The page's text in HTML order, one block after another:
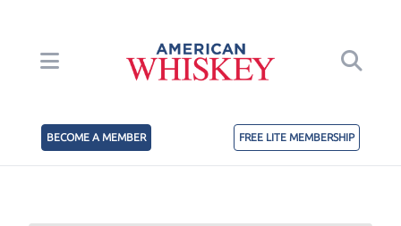
BECOME A MEMBER FREE LITE MEMBERSHIP